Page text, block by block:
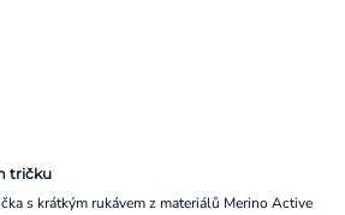
tričku
s krátkým rukávem z materiálů Merino Active